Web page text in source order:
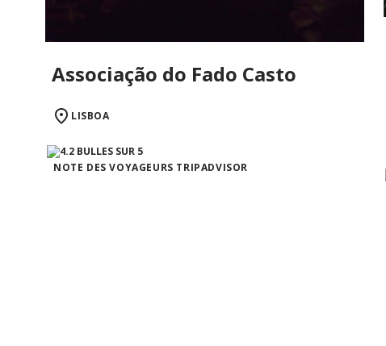
Associação do Fado Casto
LISBOA
NOTE DES VOYAGEURS TRIPADVISOR